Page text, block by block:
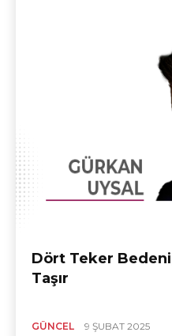
Dört Teker
Taşır
GÜNCEL 9 ŞUBAT 2025